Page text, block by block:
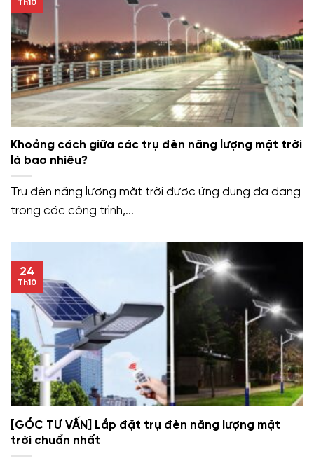
Khoảng cách giữa các trụ đèn năng lượng mặt trời
là bao nhiêu?
Trụ đèn năng lượng mặt trời được ứng dụng đa dạng
trong các công trình,...
Th10
[GÓC TƯ VẤN] Lắp đặt trụ đèn năng lượng mặt
trời chuẩn nhất
24
Th10